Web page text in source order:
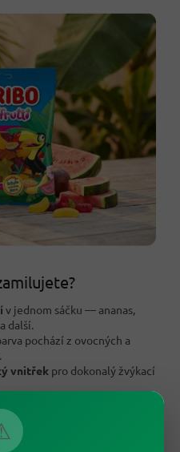
v jednom sáčku — ananas,
další.
pochází z ovocných a
vnitřek pro dokonalý žvýkací
vezmete kamkoliv s